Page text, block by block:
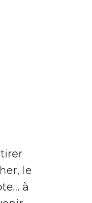
le
à